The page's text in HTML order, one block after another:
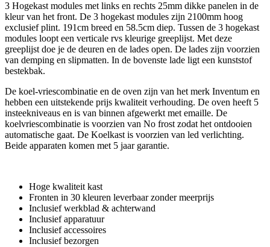
3 Hogekast modules met links en rechts 25mm dikke panelen in de
kleur van het front. De 3 hogekast modules zijn 2100mm hoog
exclusief plint. 191cm breed en 58.5cm diep. Tussen de 3 hogekast
modules loopt een verticale rvs kleurige greeplijst. Met deze
greeplijst doe je de deuren en de lades open. De lades zijn voorzien
van demping en slipmatten. In de bovenste lade ligt een kunststof
bestekbak.
De koel-vriescombinatie en de oven zijn van het merk Inventum en
hebben een uitstekende prijs kwaliteit verhouding. De oven heeft 5
insteekniveaus en is van binnen afgewerkt met emaille. De
koelvriescombinatie is voorzien van No frost zodat het ontdooien
automatische gaat. De Koelkast is voorzien van led verlichting.
Beide apparaten komen met 5 jaar garantie.
Hoge kwaliteit kast
Fronten in 30 kleuren leverbaar zonder meerprijs
Inclusief werkblad & achterwand
Inclusief apparatuur
Inclusief accessoires
Inclusief bezorgen